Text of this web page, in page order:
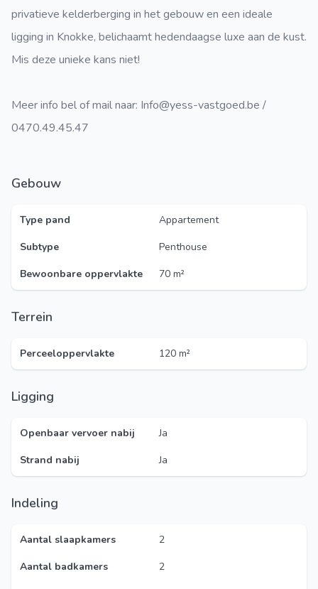
privatieve kelderberging in het gebouw en een ideale
ligging in Knokke, belichaamt hedendaagse luxe aan de kust.
Mis deze unieke kans niet!
Meer info bel of mail naar: Info@yess-vastgoed.be /
0470.49.45.47
Gebouw
Type pand
Appartement
Subtype
Penthouse
Bewoonbare oppervlakte
70 m²
Terrein
Perceeloppervlakte 120 m²
Ligging
Openbaar vervoer nabij
Ja
Strand nabij
Ja
Indeling
Aantal slaapkamers
2
Aantal badkamers
2